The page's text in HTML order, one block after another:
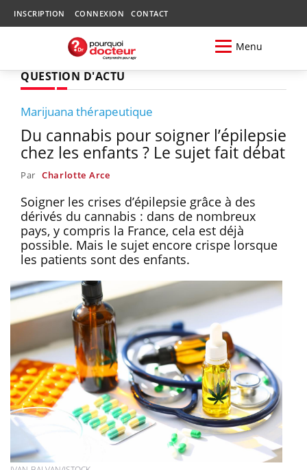
INSCRIPTION CONNEXION CONTACT
Menu
QUESTION D'ACTU
Marijuana thérapeutique
Du cannabis pour soigner l’épilepsie
chez les enfants ? Le sujet fait débat
Par Charlotte Arce
Soigner les crises d’épilepsie grâce à des
dérivés du cannabis : dans de nombreux
pays, y compris la France, cela est déjà
possible. Mais le sujet encore crispe lorsque
les patients sont des enfants.